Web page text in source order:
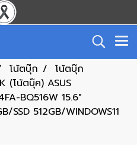
โน้ตบุ๊ก
โน้ตบุ๊ก
(โน้ตบุ๊ค) ASUS
BQ516W 15.6"
SSD 512GB/WINDOWS11